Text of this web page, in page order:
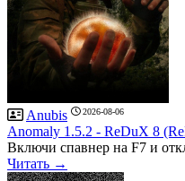
Anubis 2026-08-06
Anomaly 1.5.2 - ReDuX 8
Включи спавнер на F7 и
Читать →